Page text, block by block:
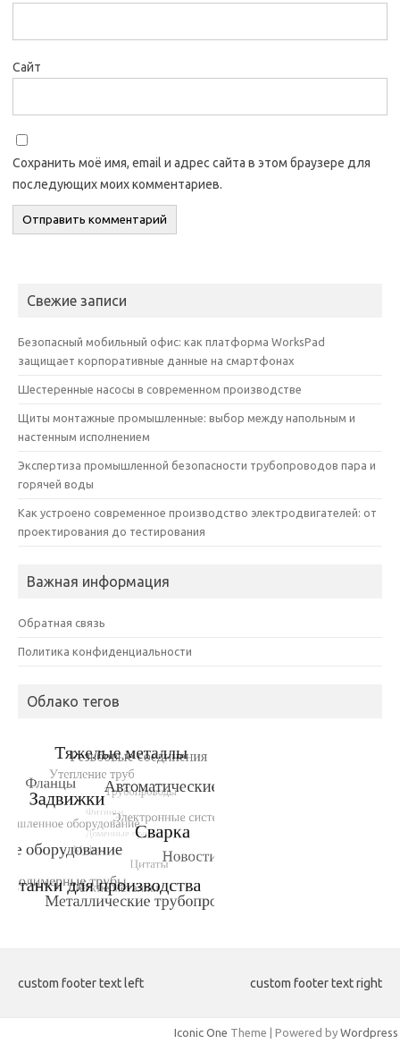
Сайт
Сохранить моё имя, email и адрес сайта в этом браузере для
последующих моих комментариев.
Свежие записи
Безопасный мобильный офис: как платформа WorksPad
защищает корпоративные данные на смартфонах
Шестеренные насосы в современном производстве
Щиты монтажные промышленные: выбор между напольным и
настенным исполнением
Экспертиза промышленной безопасности трубопроводов пара и
горячей воды
Как устроено современное производство электродвигателей: от
проектирования до тестирования
Важная информация
Обратная связь
Политика конфиденциальности
Облако тегов
custom footer text left custom footer text right
Iconic One Theme | Powered by Wordpress